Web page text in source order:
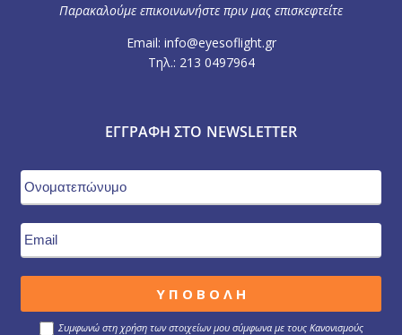
Παρακαλούμε επικοινωνήστε πριν μας επισκεφτείτε
Email: info@eyesoflight.gr
Τηλ.: 213 0497964
ΕΓΓΡΑΦΉ ΣΤΟ NEWSLETTER
Συμφωνώ στη χρήση των στοιχείων μου σύμφωνα με τους Κανονισμούς